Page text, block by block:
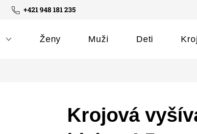
+421 948 181 235
Ženy Muži Deti
Krojová